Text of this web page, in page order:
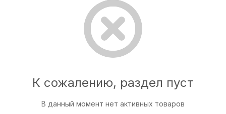
К сожалению, раздел пуст
В данный момент нет активных товаров